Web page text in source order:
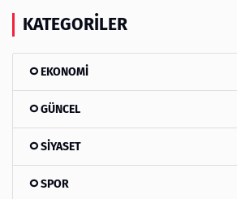
KATEGORILER
EKONOMİ
GÜNCEL
SİYASET
SPOR